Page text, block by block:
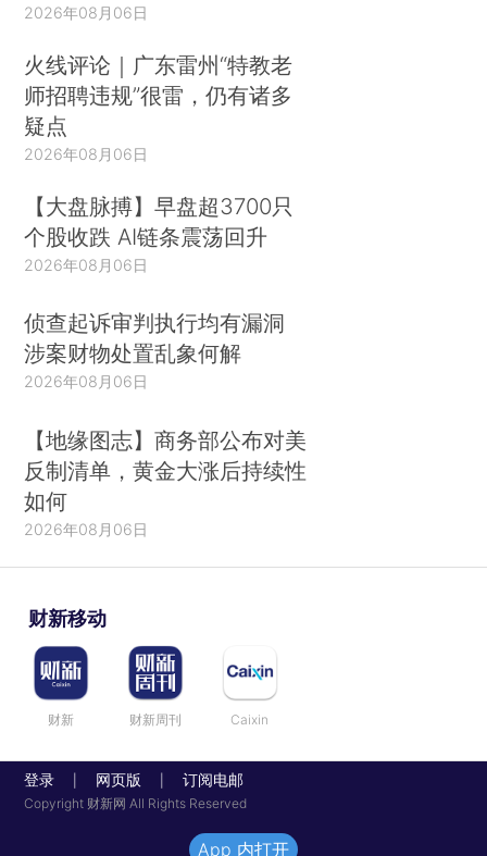
2026年08月06日
火线评论｜广东雷州“特教老
师招聘违规”很雷，仍有诸多
疑点
2026年08月06日
【大盘脉搏】早盘超3700只
个股收跌 AI链条震荡回升
2026年08月06日
侦查起诉审判执行均有漏洞
涉案财物处置乱象何解
2026年08月06日
【地缘图志】商务部公布对美
反制清单，黄金大涨后持续性
如何
2026年08月06日
财新移动
财新 财新周刊 Caixin
登录 网页版 订阅电邮
Copyright 财新网 All Rights Reserved
App 内打开